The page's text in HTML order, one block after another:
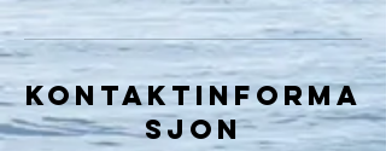
Kontaktinforma
sjon